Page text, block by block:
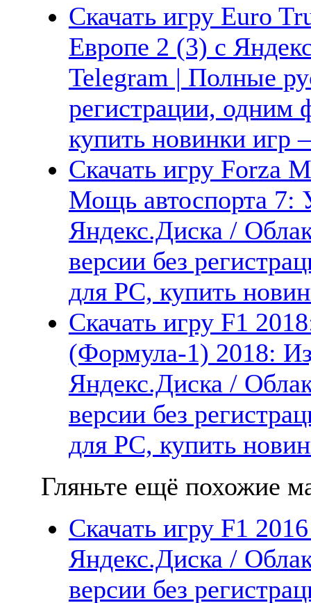
Скачать игру Euro
Европе 2 (3) с
Telegram | Полные
регистрации, одним
купить новинки
Скачать игру Forza
Мощь автоспорта 7:
Яндекс.Диска /
версии без
для PC, купить
Скачать игру F1
(Формула-1) 2018:
Яндекс.Диска /
версии без
для PC, купить
Гляньте ещё похожие
Скачать игру F1
Яндекс.Диска /
версии без